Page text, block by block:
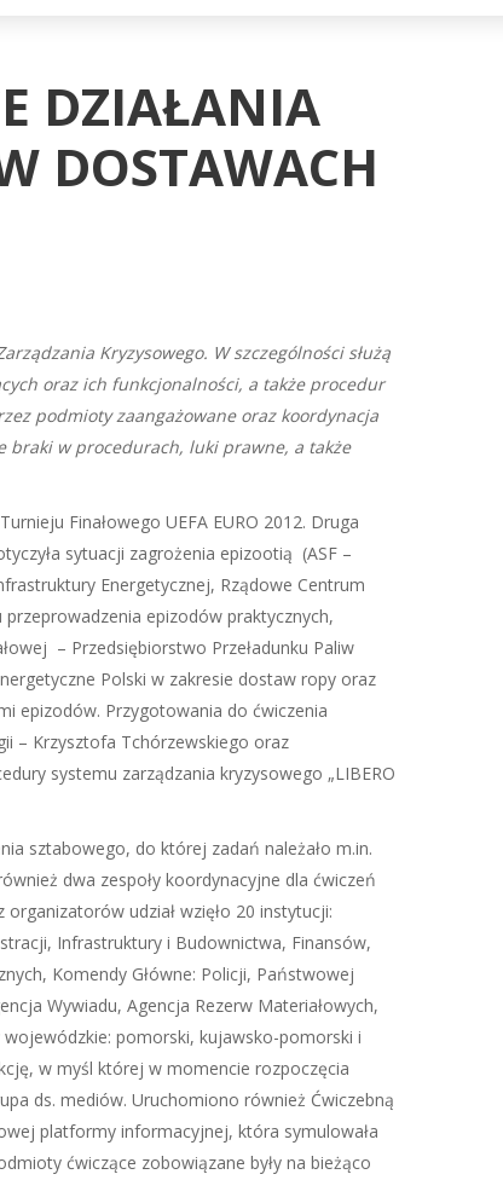
DZIAŁANIA
DOSTAWACH
Kryzysowego. W szczególności służą
oraz ich funkcjonalności, a także procedur
podmioty zaangażowane oraz koordynacja
braki w procedurach, luki prawne, a także
Finałowego UEFA EURO 2012. Druga
sytuacji zagrożenia epizootią (ASF –
Energetycznej, Rządowe Centrum
epizodów praktycznych,
– Przedsiębiorstwo Przeładunku Paliw
Polski w zakresie dostaw ropy oraz
epizodów. Przygotowania do ćwiczenia
– Krzysztofa Tchórzewskiego oraz
systemu zarządzania kryzysowego „LIBERO
sztabowego, do której zadań należało m.in.
dwa zespoły koordynacyjne dla ćwiczeń
udział wzięło 20 instytucji:
Infrastruktury i Budownictwa, Finansów,
Komendy Główne: Policji, Państwowej
Wywiadu, Agencja Rezerw Materiałowych,
wojewódzkie: pomorski, kujawsko-pomorski i
w myśl której w momencie rozpoczęcia
ds. mediów. Uruchomiono również Ćwiczebną
platformy informacyjnej, która symulowała
ćwiczące zobowiązane były na bieżąco